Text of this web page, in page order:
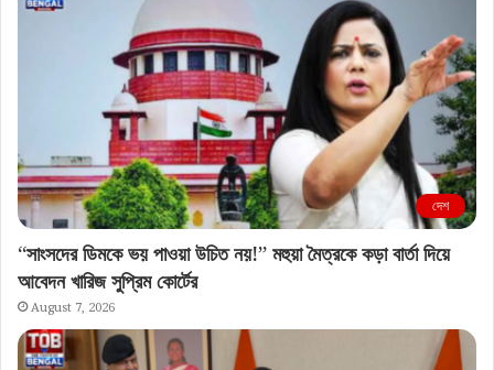
দেশ
“সাংসদের ডিমকে ভয় পাওয়া উচিত নয়!” মহুয়া মৈত্রকে কড়া বার্তা দিয়ে
আবেদন খারিজ সুপ্রিম কোর্টের
August 7, 2026